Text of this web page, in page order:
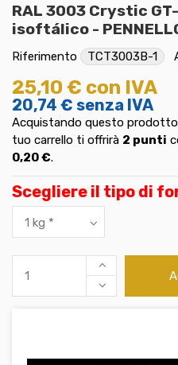
RAL 3003 Crystic
isoftálico -
Riferimento TCT3003B-1
25,10 € con IVA
20,74 € senza IVA
Acquistando questo prodotto
tuo carrello ti offrirà 2 punti
0,20 €.
Scegliere il tipo di